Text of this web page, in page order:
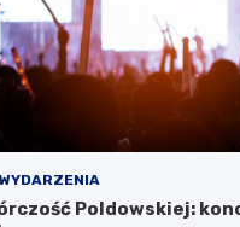
WYDARZENIA
Poldowskiej: